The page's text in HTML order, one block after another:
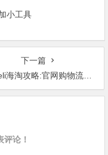
小工具
下一篇
海淘攻略:官网购物流程介绍
评论！